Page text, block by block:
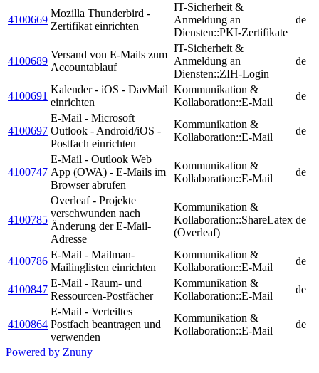
4100669
Mozilla Thunderbird -
Zertifikat einrichten
IT-Sicherheit &
Anmeldung an
Diensten::PKI-Zertifikate
de
4100689
Versand von E-Mails zum
Accountablauf
IT-Sicherheit &
Anmeldung an
Diensten::ZIH-Login
de
4100691
Kalender - iOS - DavMail
einrichten
Kommunikation &
Kollaboration::E-Mail
de
4100697
E-Mail - Microsoft
Outlook - Android/iOS -
Postfach einrichten
Kommunikation &
Kollaboration::E-Mail
de
4100747
E-Mail - Outlook Web
App (OWA) - E-Mails im
Browser abrufen
Kommunikation &
Kollaboration::E-Mail
de
4100785
Overleaf - Projekte
verschwunden nach
Änderung der E-Mail-
Adresse
Kommunikation &
Kollaboration::ShareLatex
(Overleaf)
de
4100786
E-Mail - Mailman-
Mailinglisten einrichten
Kommunikation &
Kollaboration::E-Mail
de
4100847
E-Mail - Raum- und
Ressourcen-Postfächer
Kommunikation &
Kollaboration::E-Mail
de
4100864
E-Mail - Verteiltes
Postfach beantragen und
verwenden
Kommunikation &
Kollaboration::E-Mail
de
Powered by Znuny